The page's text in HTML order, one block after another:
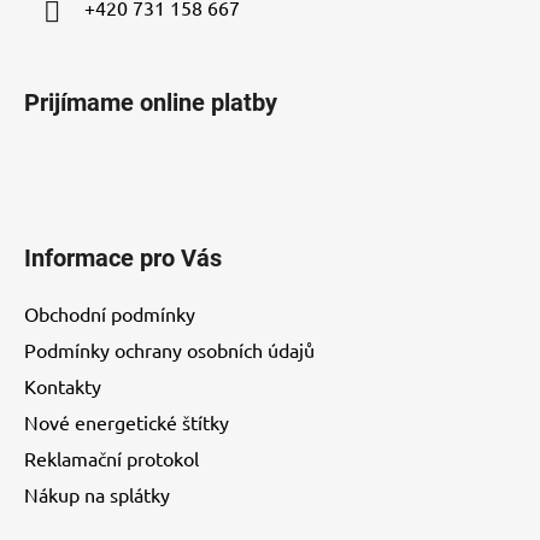
+420 731 158 667
Prijímame online platby
Informace pro Vás
Obchodní podmínky
Podmínky ochrany osobních údajů
Kontakty
Nové energetické štítky
Reklamační protokol
Nákup na splátky